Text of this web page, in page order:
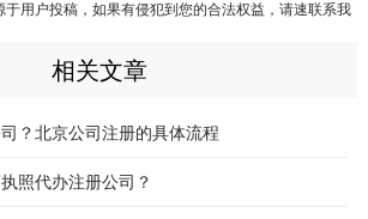
用户投稿，如果有侵犯到您的合法权益，请速联系我
相关文章
？北京公司注册的具体流程
照代办注册公司？